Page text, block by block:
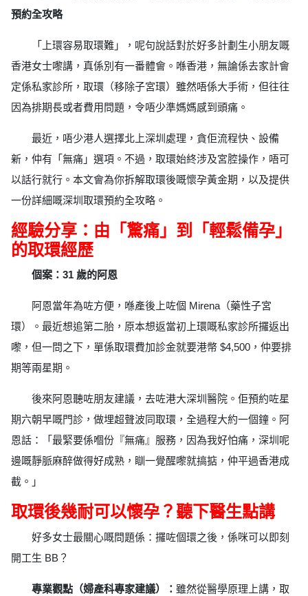
預約全攻略
「上環容易取環難」，呢句說話對於好多計劃生小朋友嘅
香港女士嚟講，真係別有一番體會。喺香港，無論係去家計會
定係私家診所，取環（移除子宮環）雖然唔係大手術，但往往
因為排期長或者費用問題，令唔少準媽媽感到頭痛。
最近，唔少港人選擇北上深圳處理，貪佢流程快、設備
新，仲有「無痛」選項。不過，取環始終涉及宮腔操作，唔可
以話行就行。本文會為你拆解取環後嘅懷孕黃金期，以及提供
一份詳細嘅深圳取環預約全攻略。
經驗分享：由「驚痛」到「輕鬆備孕」
的取環經歷
個案：31 歲的阿恩
阿恩當年為咗方便，喺產後上咗個 Mirena（藥性子宮
環）。最近想追第二胎，原本想返當初上環嘅私家診所攞返出
嚟，但一問之下，單係取環費加診金就要港幣 $4,500，仲要排
期等兩星期。
後來阿恩聽咗朋友建議，去咗港大深圳醫院。佢預約咗星
期六朝早嘅門診，做埋超聲波同取環，全過程大約一個鐘。阿
恩話：「最緊要係嗰份『無痛』服務，因為我好怕痛，深圳呢
邊嘅靜脈麻醉做得好成熟，瞓一覺醒嚟就搞掂，仲平過香港成
截。」
取環後幾耐可以懷孕？聽下醫生點講
好多女士最關心嘅問題係：攞咗個環之後，係咪可以即刻
開工生 BB？
專業觀點（婦產科專家建議）： 雖然從醫學原理上講，取